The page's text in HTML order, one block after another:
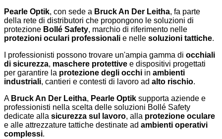
Pearle Optik, con sede a Bruck An Der Leitha, fa parte
della rete di distributori che propongono le soluzioni di
protezione Bollé Safety, marchio di riferimento nelle
protezioni oculari professionali e nelle soluzioni tattiche.
I professionisti possono trovare un'ampia gamma di occhiali
di sicurezza, maschere protettive e dispositivi progettati
per garantire la protezione degli occhi in ambienti
industriali, cantieri e contesti di lavoro ad alto rischio.
A Bruck An Der Leitha, Pearle Optik supporta aziende e
professionisti nella scelta delle soluzioni Bollé Safety
dedicate alla sicurezza sul lavoro, alla protezione oculare
e alle attrezzature tattiche destinate ad ambienti operativi
complessi.